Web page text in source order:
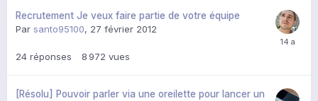
Recrutement Je veux faire partie de votre équipe
Par santo95100, 27 février 2012
24 réponses 8 972 vues
[Résolu] Pouvoir parler via une oreilette pour lancer un